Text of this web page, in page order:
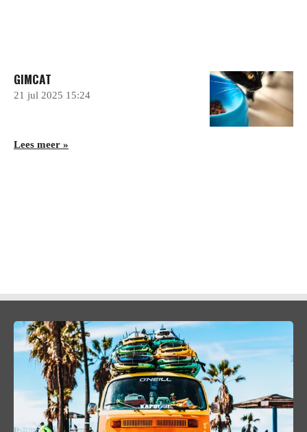
GIMCAT
21 jul 2025 15:24
Lees meer »